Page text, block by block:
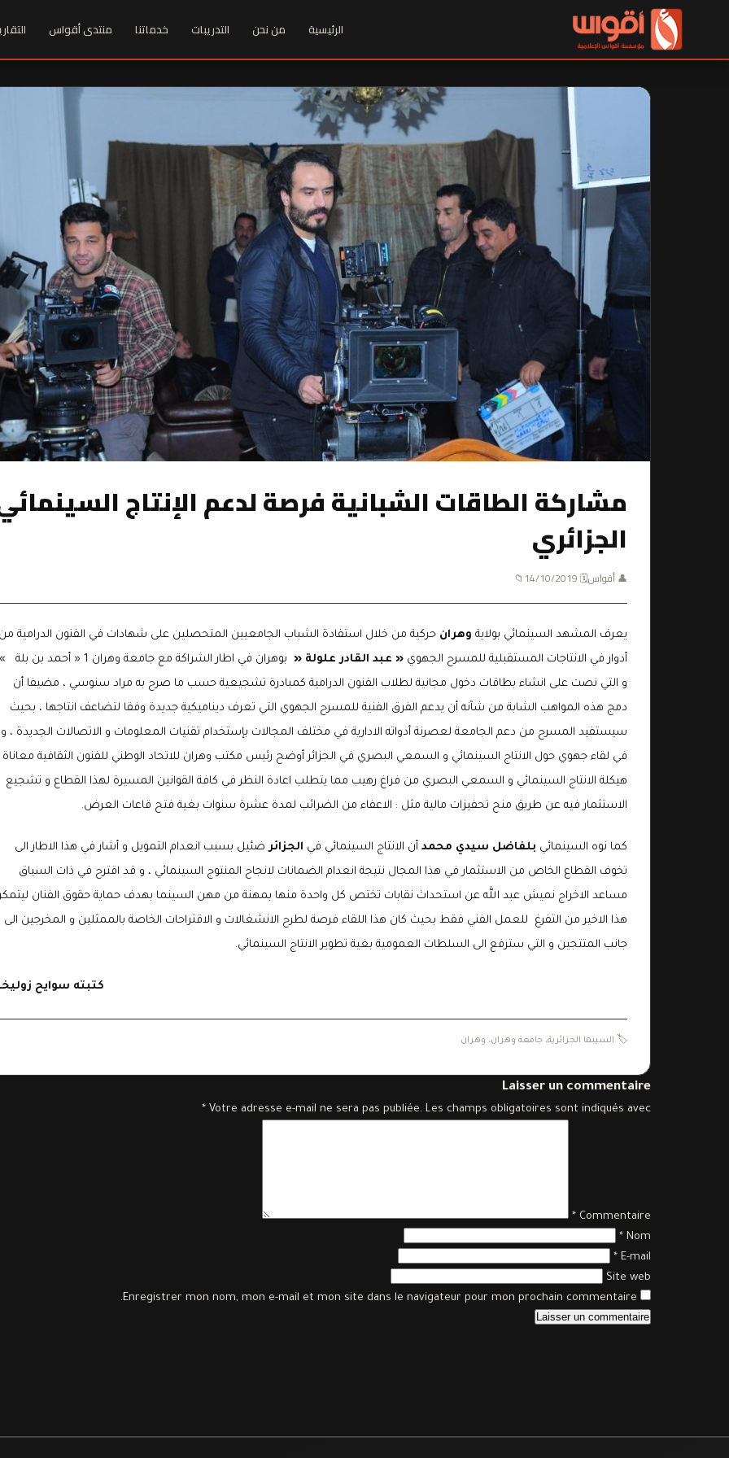
الرئيسية من نحن التدريبات خدماتنا منتدى أقواس
مشاركة الطاقات الشبانية فرصة لدعم الإنتاج
الجزائري
👤 أقواس🗓 14/10/2019
📁
يعرف المشهد السينمائي بولاية وهران حركية من خلال استفادة الشباب الجامعيين المتحصلين على شهادات في الفنون الدرامية
أدوار في الانتاجات المستقبلية للمسرح الجهوي « عبد القادر علولة «
بوهران في اطار الشراكة مع جامعة وهران 1 « أحمد بن بلة »
و التي نصت على انشاء بطاقات دخول مجانية لطلاب الفنون الدرامية كمبادرة تشجيعية حسب ما صرح به مراد سنوسي ، مضيفا أن
دمج هذه المواهب الشابة من شآنه أن يدعم الفرق الفنية للمسرح الجهوي التي تعرف ديناميكية جديدة وفقا لتضاعف انتاجها ، بحيث
سيستفيد المسرح من دعم الجامعة لعصرنة أدواته الادارية في مختلف المجالات بإستخدام تقنيات المعلومات و الاتصالات الجديدة ، و
في لقاء جهوي حول الانتاج السينمائي و السمعي البصري في الجزائر أوضح رئيس مكتب وهران للاتحاد الوطني للفنون الثقافية معاناة
هيكلة الانتاج السينمائي و السمعي البصري من فراغ رهيب مما يتطلب اعادة النظر في كافة القوانين المسيرة لهذا القطاع و تشجيع
الاستثمار فيه عن طريق منح تحفيزات مالية مثل : الاعفاء من الضرائب لمدة عشرة سنوات بغية فتح قاعات العرض.
كما نوه السينمائي بلفاضل سيدي محمد أن الانتاج السينمائي في الجزائرضئيل بسبب انعدام التمويل و أشار في هذا الاطار الى
تخوف القطاع الخاص من الاستثمار في هذا المجال نتيجة انعدام الضمانات لانجاح المنتوج السينمائي ، و قد اقترح في ذات السياق
مساعد الاخراج نميش عبد الله عن استحداث نقابات تختص كل واحدة منها بمهنة من مهن السينما بهدف حماية حقوق الفنان
هذا الاخير من التفرغ للعمل الفني فقط بحيث كان هذا اللقاء فرصة لطرح الانشغالات و الاقتراحات الخاصة بالممثلين و المخرجين الى
جانب المتتجين و التي سترفع الى السلطات العمومية بغية تطوير الانتاج السينمائي.
كتبته سوايح
🏷️ السينما الجزائرية، جامعة وهران، وهران
Laisser un commentaire
Votre adresse e-mail ne sera pas publiée. Les champs obligatoires sont indiqués avec
*
Commentaire
*
Nom
*
E-mail
*
Site web
Enregistrer mon nom, mon e-mail et mon site dans le navigateur pour mon prochain commentaire.